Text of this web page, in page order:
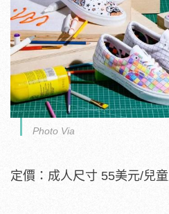
Photo Via
定價：成人尺寸 55美元/兒